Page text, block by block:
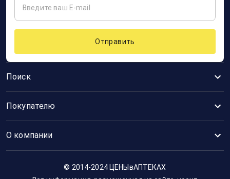
Поиск
Покупателю
О компании
Отправить
© 2014-2024 ЦЕНЫвАПТЕКАХ